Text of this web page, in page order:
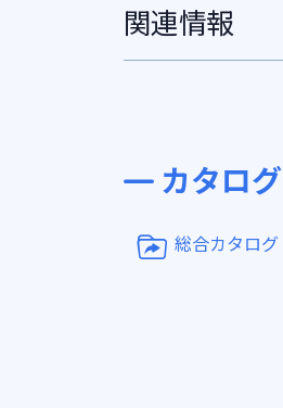
関連情報
カタログ
総合カタログ